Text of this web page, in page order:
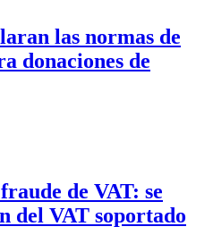
las normas de
donaciones de
de VAT: se
del VAT soportado